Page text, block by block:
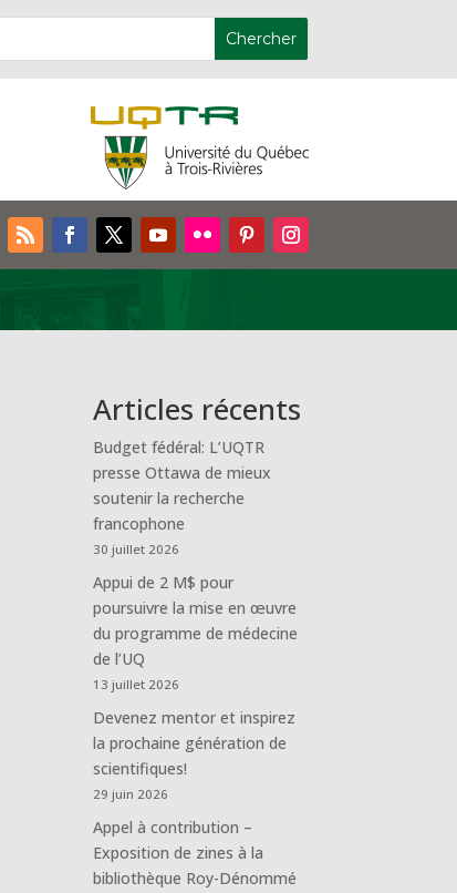
Articles récents
Budget fédéral: L’UQTR
presse Ottawa de mieux
soutenir la recherche
francophone
30 juillet 2026
Appui de 2 M$ pour
poursuivre la mise en œuvre
du programme de médecine
de l’UQ
13 juillet 2026
Devenez mentor et inspirez
la prochaine génération de
scientifiques!
29 juin 2026
Appel à contribution –
Exposition de zines à la
bibliothèque Roy-Dénommé